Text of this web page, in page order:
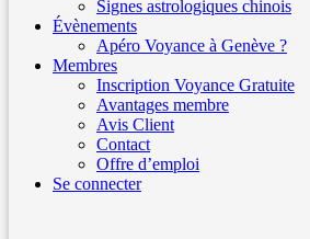
Signes astrologiques chinois
Évènements
Apéro Voyance à Genève ?
Membres
Inscription Voyance Gratuite
Avantages membre
Avis Client
Contact
Offre d’emploi
Se connecter